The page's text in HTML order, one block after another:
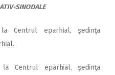
SINODALE
Centrul eparhial, şedinţa
Centrul eparhial, şedinţa